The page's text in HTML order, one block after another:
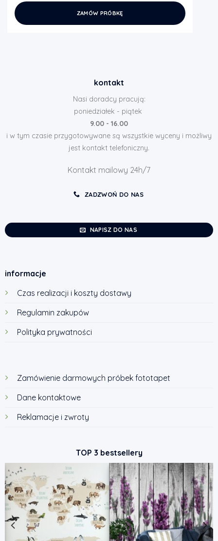
ZAMÓW PRÓBKĘ
kontakt
Nasi doradcy pracują:
poniedziałek - piątek
9.00 - 16.00
i w tym czasie przygotowywane są wszystkie wyceny i możliwy
jest kontakt telefoniczny.
Kontakt mailowy 24h/7
ZADZWOŃ DO NAS
NAPISZ DO NAS
informacje
Czas realizacji i koszty dostawy
Regulamin zakupów
Polityka prywatności
Zamówienie darmowych próbek fototapet
Dane kontaktowe
Reklamacje i zwroty
TOP 3 bestsellery